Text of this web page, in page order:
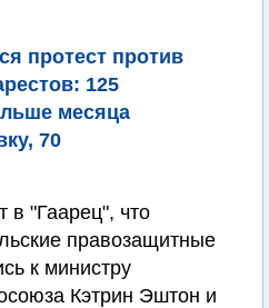
протест против
125
месяца
70
в "Гаарец", что
правозащитные
к министру
Кэтрин Эштон и